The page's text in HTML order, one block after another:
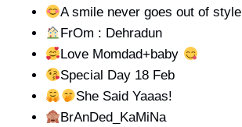
A smile never goes out of style
FrOm : Dehradun
Love Momdad+baby
Special Day 18 Feb
She Said Yaaas!
BrAnDed_KaMiNa